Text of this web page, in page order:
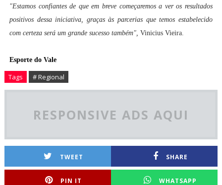
"Estamos confiantes de que em breve começaremos a ver os resultados
positivos dessa iniciativa, graças às parcerias que temos estabelecido
com certeza será um grande sucesso também", Vinicius Vieira.
Esporte do Vale
Tags # Regional
RESPONSIVE ADS AQUI
TWEET SHARE
PIN IT WHATSAPP